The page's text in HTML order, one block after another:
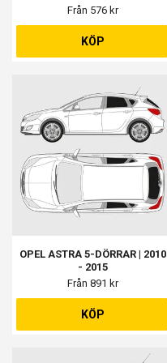
Från 576 kr
KÖP
OPEL ASTRA 5-DÖRRAR | 2010
- 2015
Från 891 kr
KÖP